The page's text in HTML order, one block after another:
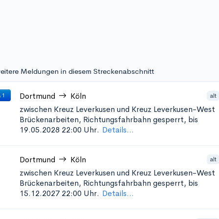
Meldungen in diesem Streckenabschnitt
1 Dortmund Köln alt
zwischen Kreuz Leverkusen und Kreuz Leverkusen-West
Brückenarbeiten, Richtungsfahrbahn gesperrt, bis
19.05.2028 22:00 Uhr. Details...
Dortmund Köln alt
zwischen Kreuz Leverkusen und Kreuz Leverkusen-West
Brückenarbeiten, Richtungsfahrbahn gesperrt, bis
15.12.2027 22:00 Uhr. Details...